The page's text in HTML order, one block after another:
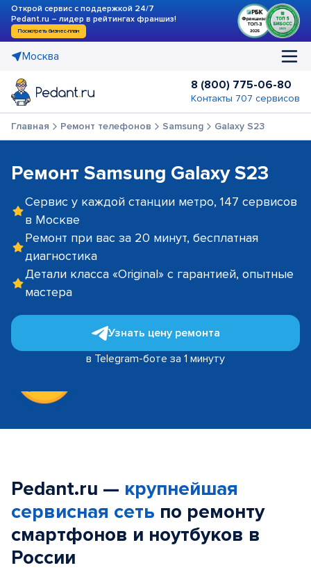
Открой сервис с поддержкой 24/7
Pedant.ru – лидер в рейтингах франшиз!
Посмотреть бизнес-план
Москва
8 (800) 775-06-80
Контакты 707 сервисов
Главная Ремонт телефонов Samsung Galaxy S23
Ремонт Samsung Galaxy S23
Сервис у каждой станции метро, 147 сервисов
в Москве
Ремонт при вас за 20 минут, бесплатная
диагностика
Детали класса «Original» с гарантией, опытные
мастера
Узнать цену ремонта
в Telegram-боте за 1 минуту
Pedant.ru — крупнейшая
сервисная сеть по ремонту
смартфонов и ноутбуков в
России